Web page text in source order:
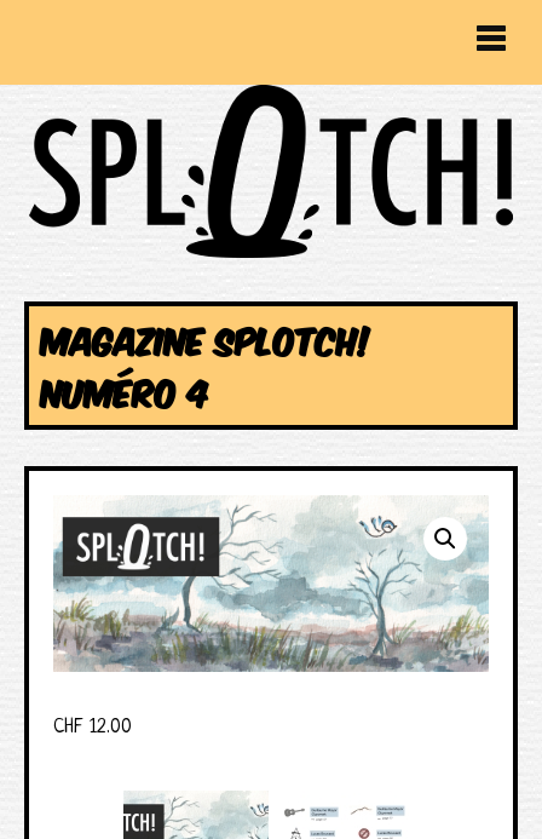
MAGAZINE SPLOTCH!
NUMÉRO 4
CHF 12.00